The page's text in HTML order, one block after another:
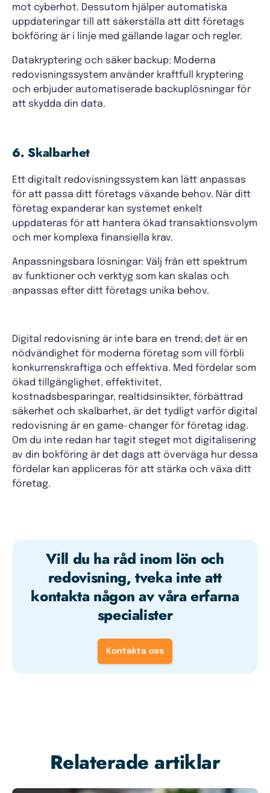
mot cyberhot. Dessutom hjälper automatiska
uppdateringar till att säkerställa att ditt företags
bokföring är i linje med gällande lagar och regler.
Datakryptering och säker backup: Moderna
redovisningssystem använder kraftfull kryptering
och erbjuder automatiserade backuplösningar för
att skydda din data.
6. Skalbarhet
Ett digitalt redovisningssystem kan lätt anpassas
för att passa ditt företags växande behov. När ditt
företag expanderar kan systemet enkelt
uppdateras för att hantera ökad transaktionsvolym
och mer komplexa finansiella krav.
Anpassningsbara lösningar: Välj från ett spektrum
av funktioner och verktyg som kan skalas och
anpassas efter ditt företags unika behov.
Digital redovisning är inte bara en trend; det är en
nödvändighet för moderna företag som vill förbli
konkurrenskraftiga och effektiva. Med fördelar som
ökad tillgänglighet, effektivitet,
kostnadsbesparingar, realtidsinsikter, förbättrad
säkerhet och skalbarhet, är det tydligt varför digital
redovisning är en game-changer för företag idag.
Om du inte redan har tagit steget mot digitalisering
av din bokföring är det dags att överväga hur dessa
fördelar kan appliceras för att stärka och växa ditt
företag.
Vill du ha råd inom lön och
redovisning, tveka inte att
kontakta någon av våra erfarna
specialister
Kontakta oss
Relaterade artiklar